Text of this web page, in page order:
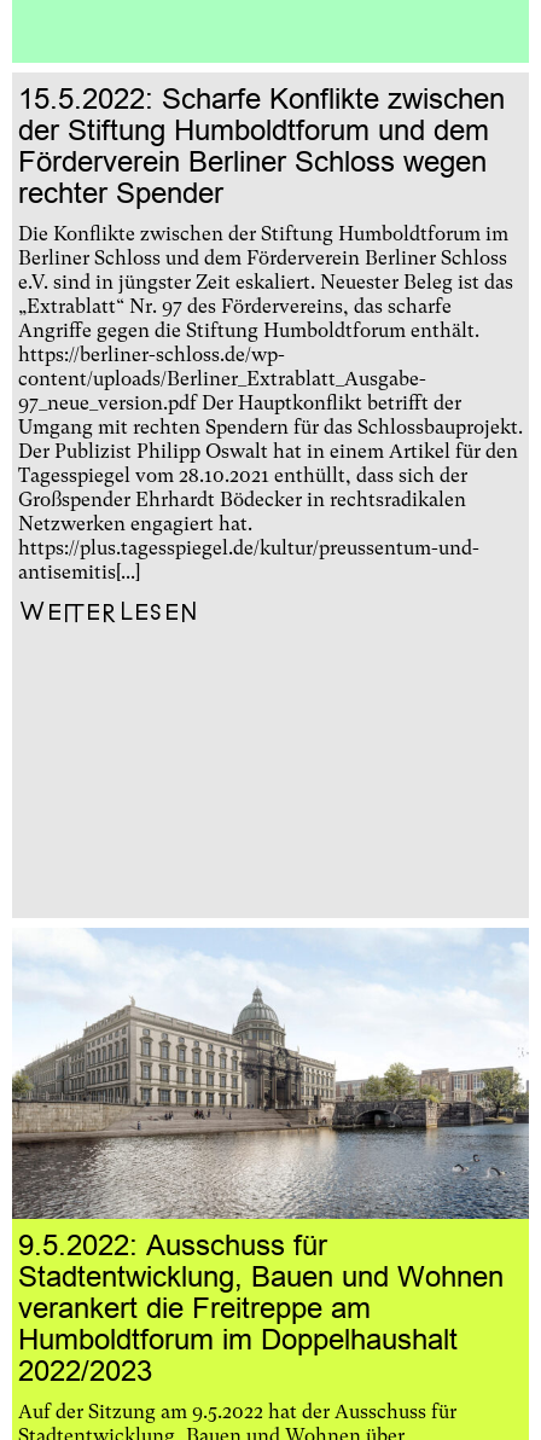
15.5.2022: Scharfe Konflikte zwischen
der Stiftung Humboldtforum und dem
Förderverein Berliner Schloss wegen
rechter Spender
Die Konflikte zwischen der Stiftung Humboldtforum im
Berliner Schloss und dem Förderverein Berliner Schloss
e.V. sind in jüngster Zeit eskaliert. Neuester Beleg ist das
„Extrablatt“ Nr. 97 des Fördervereins, das scharfe
Angriffe gegen die Stiftung Humboldtforum enthält.
https://berliner-schloss.de/wp-
content/uploads/Berliner_Extrablatt_Ausgabe-
97_neue_version.pdf Der Hauptkonflikt betrifft der
Umgang mit rechten Spendern für das Schlossbauprojekt.
Der Publizist Philipp Oswalt hat in einem Artikel für den
Tagesspiegel vom 28.10.2021 enthüllt, dass sich der
Großspender Ehrhardt Bödecker in rechtsradikalen
Netzwerken engagiert hat.
https://plus.tagesspiegel.de/kultur/preussentum-und-
antisemitis[...]
Weiterlesen
9.5.2022: Ausschuss für
Stadtentwicklung, Bauen und Wohnen
verankert die Freitreppe am
Humboldtforum im Doppelhaushalt
2022/2023
Auf der Sitzung am 9.5.2022 hat der Ausschuss für